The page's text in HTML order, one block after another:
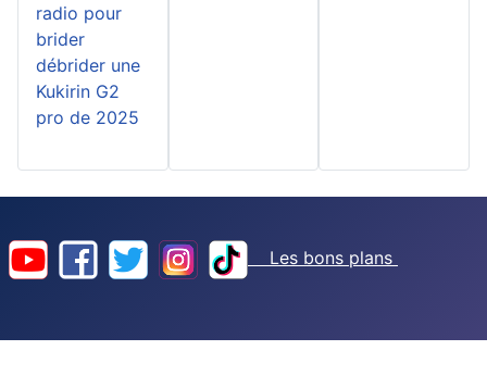
radio pour
brider
débrider une
Kukirin G2
pro de 2025
Les bons plans